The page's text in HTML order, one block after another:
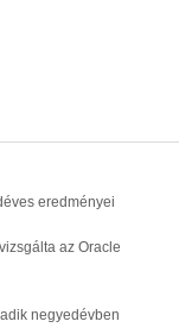
eredményei
az Oracle
negyedévben